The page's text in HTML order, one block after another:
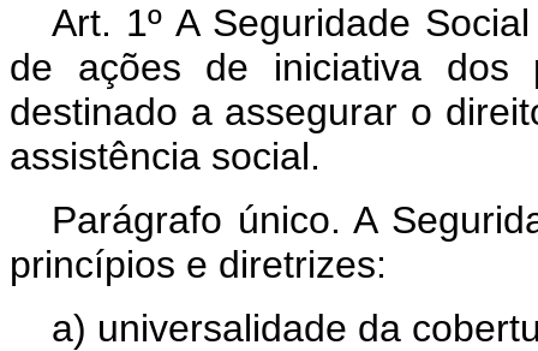
Art. 1º A Seguridade
de ações de iniciativa dos
destinado a assegurar o
assistência social.
Parágrafo único. A
princípios e diretrizes:
a) universalidade da